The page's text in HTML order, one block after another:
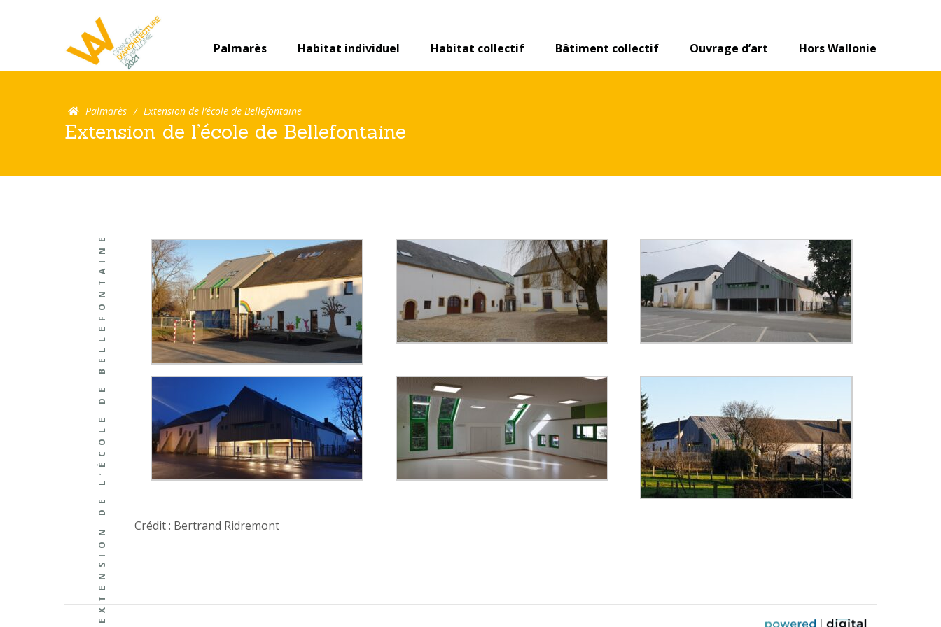
Palmarès Habitat individuel Habitat collectif Bâtiment collectif Ouvrage d’art Hors Wallonie
Palmarès Extension de l’école de Bellefontaine
Extension de l’école de Bellefontaine
EXTENSION DE L’ÉCOLE DE BELLEFONTAINE Crédit : Bertrand Ridremont